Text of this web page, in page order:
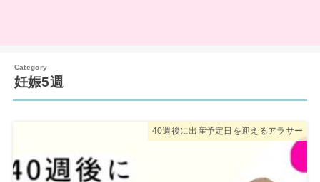
妊娠5週
40週後に出産予定日を迎えるアラサー